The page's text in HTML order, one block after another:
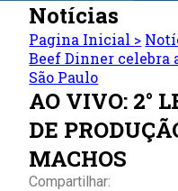
Notícias
Pagina Inicial >
Beef Dinner celebra
São Paulo
AO VIVO: 2°
DE
MACHOS
Compartilhar: